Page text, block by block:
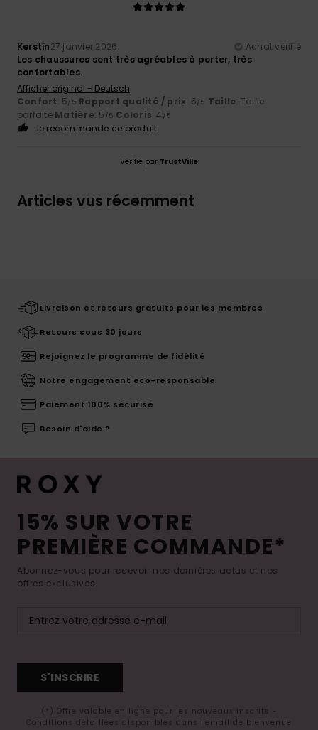
Kerstin27 janvier 2026
Achat vérifié
Les chaussures sont très agréables à porter, très
confortables.
Afficher original - Deutsch
Confort: 5/5 Rapport qualité / prix: 5/5 Taille: Taille
parfaite Matière: 5 /5 Coloris: 4 /5
Je recommande ce produit
Vérifié par TrustVille
Articles vus récemment
Livraison et retours gratuits pour les membres
Retours sous 30 jours
Rejoignez le programme de fidélité
Notre engagement eco-responsable
Paiement 100% sécurisé
Besoin d'aide ?
15% SUR VOTRE
PREMIÈRE COMMANDE*
Abonnez-vous pour recevoir nos dernières actus et nos
offres exclusives.
S'INSCRIRE
(*) Offre valable en ligne pour les nouveaux inscrits -
Conditions détaillées disponibles dans l'email de bienvenue